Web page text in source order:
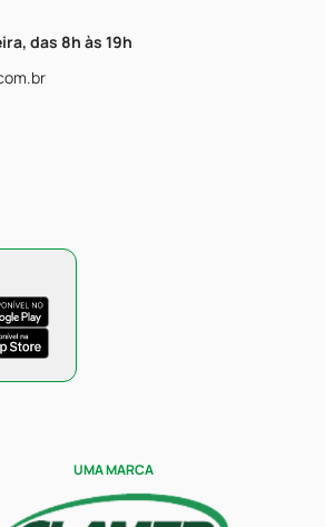
das 8h às 19h
UMA MARCA